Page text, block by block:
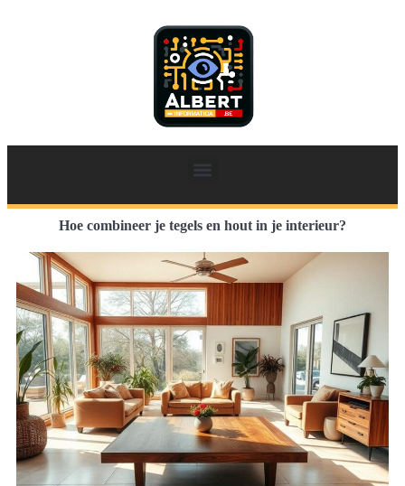
Hoe combineer je tegels en hout in je interieur?